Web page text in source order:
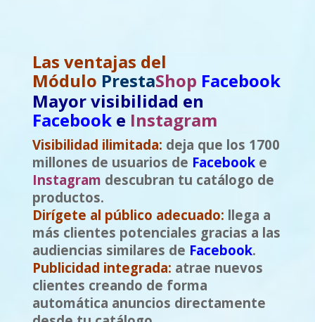
Las ventajas del
Módulo PrestaShop Facebook
Mayor visibilidad en
Facebook e Instagram
Visibilidad ilimitada: deja que los 1700
millones de usuarios de Facebook e
Instagram descubran tu catálogo de
productos.
Dirígete al público adecuado: llega a
más clientes potenciales gracias a las
audiencias similares de Facebook.
Publicidad integrada: atrae nuevos
clientes creando de forma
automática anuncios directamente